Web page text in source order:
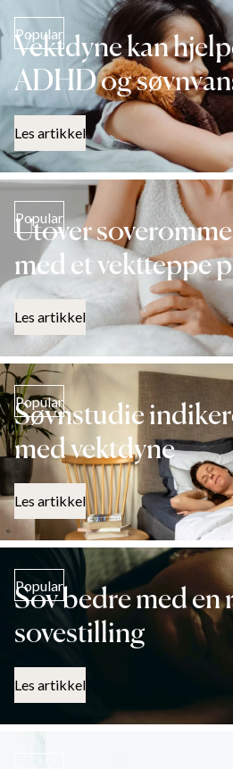
Popular
Vektdyne kan
ADHD og
Les artikkel
Popular
Utover
med et vektteppe
Les artikkel
Popular
Søvnstudie
med vektdyne
Les artikkel
Popular
Sov bedre med en
sovestilling
Les artikkel